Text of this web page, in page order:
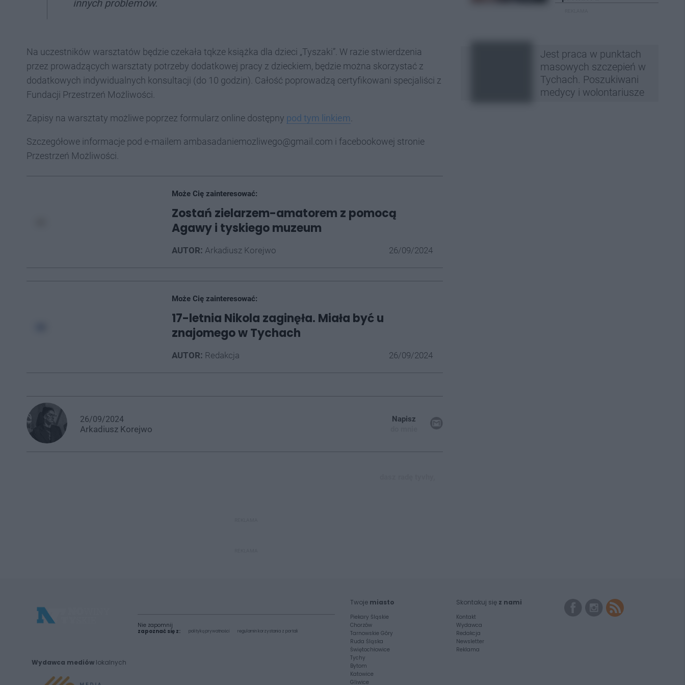
innych problemów.
Na uczestników warsztatów będzie czekała tqkze książka dla dzieci „Tyszaki”. W razie stwierdzenia
przez prowadzących warsztaty potrzeby dodatkowej pracy z dzieckiem, będzie można skorzystać z
dodatkowych indywidualnych konsultacji (do 10 godzin). Całość poprowadzą certyfikowani specjaliści z
Fundacji Przestrzeń Możliwości.
Zapisy na warsztaty możliwe poprzez formularz online dostępny pod tym linkiem
Szczegółowe informacje pod e-mailem ambasadaniemozliwego@gmail.com i facebookowej stronie
Przestrzeń Możliwości.
Może Cię zainteresować:
Zostań zielarzem-amatorem z pomocą
Agawy i tyskiego muzeum
AUTOR: Arkadiusz Korejwo 26/09/2024
Może Cię zainteresować:
17-letnia Nikola zaginęła. Miała być u
znajomego w Tychach
AUTOR: Redakcja 26/09/2024
26/09/2024
Arkadiusz Korejwo
Napisz
Jest praca w punktach
masowych szczepień w
Tychach. Poszukiwani
medycy i wolontariusze
Wydawca mediów lokalnych
Nie zapomnij
zapoznać się z:
polityką prywatności regulamin korzystania z portali
Twoje miasto
Piekary Śląskie
Chorzów
Tarnowskie Góry
Ruda Śląska
Świętochłowice
Tychy
Bytom
Katowice
Gliwice
Skontakuj się z nami
Kontakt
Wydawca
Redakcja
Newsletter
Reklama